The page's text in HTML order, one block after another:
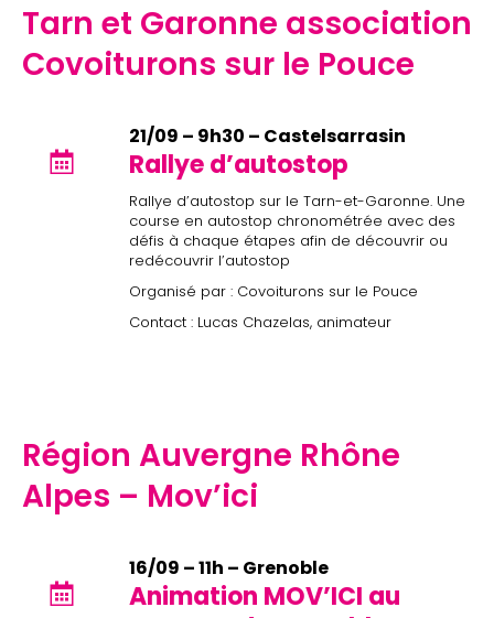
Tarn et Garonne association
Covoiturons sur le Pouce
21/09 – 9h30 – Castelsarrasin
Rallye d’autostop
Rallye d’autostop sur le Tarn-et-Garonne. Une
course en autostop chronométrée avec des
défis à chaque étapes afin de découvrir ou
redécouvrir l’autostop
Organisé par : Covoiturons sur le Pouce
Contact : Lucas Chazelas, animateur
Région Auvergne Rhône
Alpes – Mov’ici
16/09 – 11h – Grenoble
Animation MOV’ICI au